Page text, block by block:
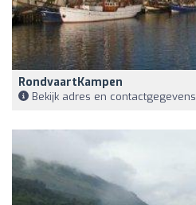
RondvaartKampen
Bekijk adres en contactgegevens